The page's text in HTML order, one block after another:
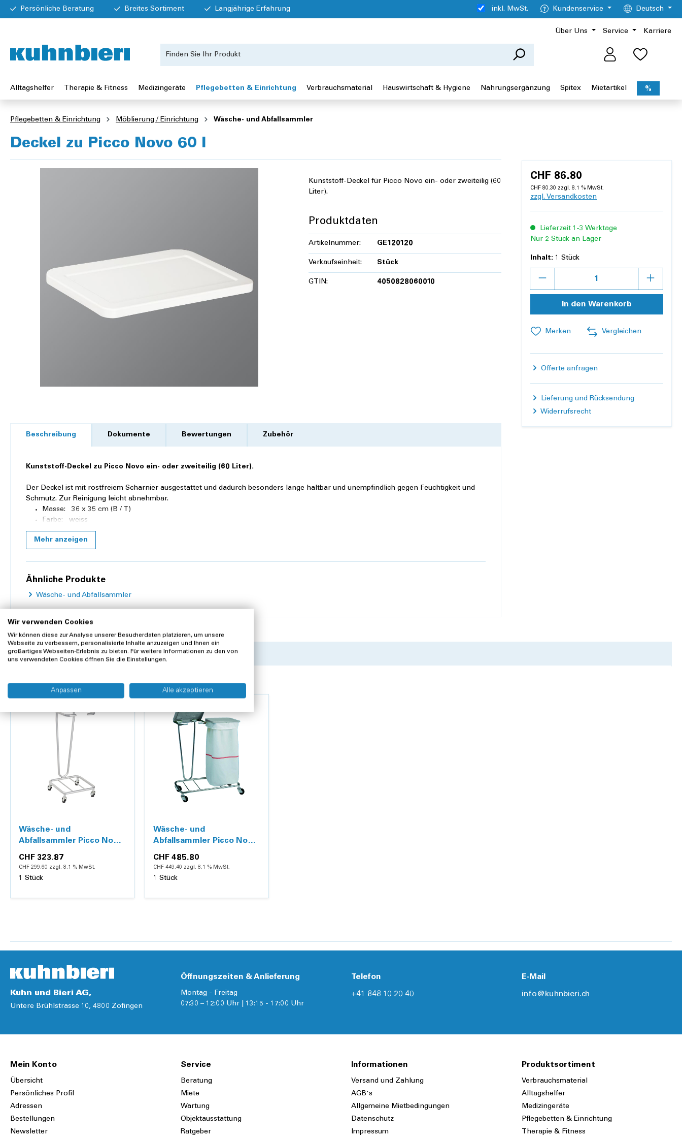
Persönliche Beratung Breites Sortiment Langjährige Erfahrung inkl. MwSt. Kundenservice Deutsch
Über Uns Service Karriere
Alltagshelfer Therapie & Fitness Medizingeräte Pflegebetten & Einrichtung Verbrauchsmaterial Hauswirtschaft & Hygiene Nahrungsergänzung Spitex Mietartikel %
Pflegebetten & Einrichtung Möblierung / Einrichtung Wäsche- und Abfallsammler
Deckel zu Picco Novo 60 l
Kunststoff-Deckel für Picco Novo ein- oder zweiteilig (60
Liter).
Produktdaten
Artikelnummer: GE120120
Verkaufseinheit: Stück
GTIN: 4050828060010
Beschreibung Dokumente Bewertungen Zubehör
Kunststoff-Deckel zu Picco Novo ein- oder zweiteilig (60 Liter).
Der Deckel ist mit rostfreiem Scharnier ausgestattet und dadurch besonders lange haltbar und unempfindlich gegen Feuchtigkeit und
Schmutz. Zur Reinigung leicht abnehmbar.
Masse: 36 x 35 cm (B / T)
Farbe: weiss
Produkteigenschaften
Farbe: Weiss
Breite: 36 cm
Mehr anzeigen
Ähnliche Produkte
Wäsche- und Abfallsammler
CHF 86.80
CHF 80.30 zzgl. 8.1 % MwSt.
zzgl. Versandkosten
Lieferzeit 1-3 Werktage
Nur 2 Stück an Lager
Inhalt: 1 Stück
In den Warenkorb
Merken Vergleichen
Offerte anfragen
Lieferung und Rücksendung
Widerrufsrecht
Zubehör
Wäsche- und
Abfallsammler Picco Novo
60 l, mit 1 Sackhalter
CHF 323.87
CHF 299.60 zzgl. 8.1 % MwSt.
1 Stück
Wäsche- und
Abfallsammler Picco Novo
60 l, mit 2 Sackhaltern
CHF 485.80
CHF 449.40 zzgl. 8.1 % MwSt.
1 Stück
Kuhn und Bieri AG,
Untere Brühlstrasse 10, 4800 Zofingen
Öffnungszeiten & Anlieferung
Montag - Freitag
07:30 – 12:00 Uhr | 13:15 - 17:00 Uhr
Telefon
+41 848 10 20 40
E-Mail
info@kuhnbieri.ch
Mein Konto
Übersicht
Persönliches Profil
Adressen
Bestellungen
Newsletter
Service
Beratung
Miete
Wartung
Objektausstattung
Ratgeber
Informationen
Versand und Zahlung
AGB's
Allgemeine Mietbedingungen
Datenschutz
Impressum
Produktsortiment
Verbrauchsmaterial
Alltagshelfer
Medizingeräte
Pflegebetten & Einrichtung
Therapie & Fitness
Wir verwenden Cookies
Wir können diese zur Analyse unserer Besucherdaten platzieren, um unsere
Webseite zu verbessern, personalisierte Inhalte anzuzeigen und Ihnen ein
großartiges Webseiten-Erlebnis zu bieten. Für weitere Informationen zu den von
uns verwendeten Cookies öffnen Sie die Einstellungen.
Anpassen Alle akzeptieren